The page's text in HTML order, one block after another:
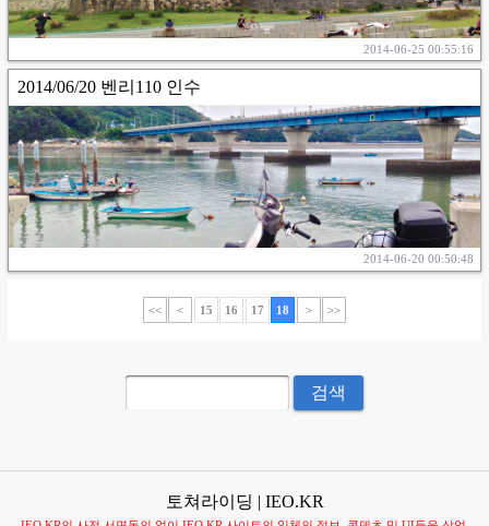
2014-06-25 00:55:16
2014/06/20 벤리110 인수
2014-06-20 00:50:48
<< < 15 16 17 18 > >>
토쳐라이딩 | IEO.KR